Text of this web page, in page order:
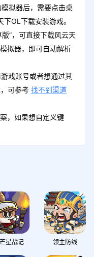
拟器后，需要点击桌
OL下载安装游戏。
”，可直接下载风云天
拟器，即可自动解析
戏账号或者想通过其
可参考 找不到渠道
，如果想自定义键
星战记 领主防线